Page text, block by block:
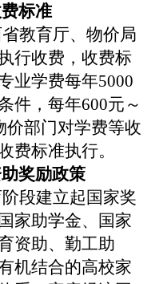
标准
教育厅、物价局
行收费，收费标
业学费每年5000
件，每年600元～
价部门对学费等收
费标准执行。
奖励政策
段建立起国家奖
家助学金、国家
资助、勤工助
机结合的高校家